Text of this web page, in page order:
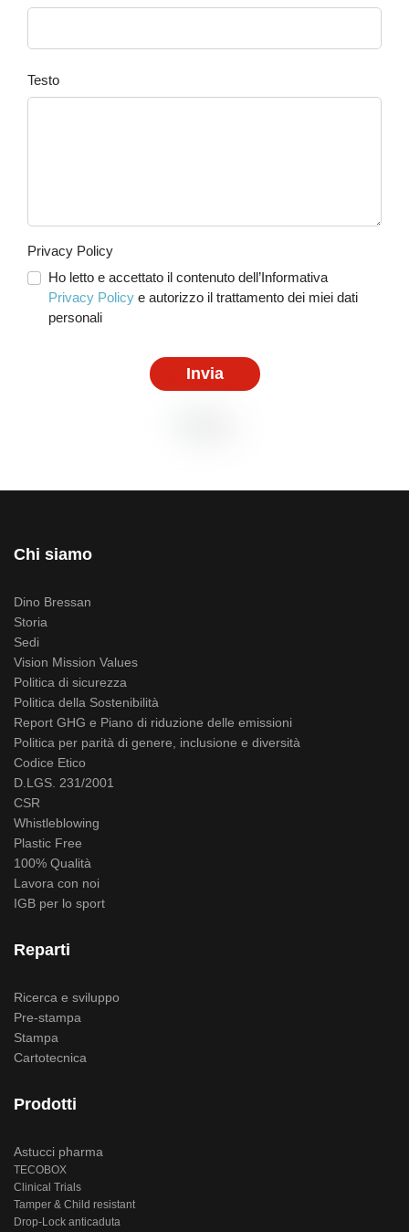
Testo
Privacy Policy
Ho letto e accettato il contenuto dell’Informativa
Privacy Policye autorizzo il trattamento dei miei dati
personali
Invia
Chi siamo
Dino Bressan
Storia
Sedi
Vision Mission Values
Politica di sicurezza
Politica della Sostenibilità
Report GHG e Piano di riduzione delle emissioni
Politica per parità di genere, inclusione e diversità
Codice Etico
D.LGS. 231/2001
CSR
Whistleblowing
Plastic Free
100% Qualità
Lavora con noi
IGB per lo sport
Reparti
Ricerca e sviluppo
Pre-stampa
Stampa
Cartotecnica
Prodotti
Astucci pharma
TECOBOX
Clinical Trials
Tamper & Child resistant
Drop-Lock anticaduta